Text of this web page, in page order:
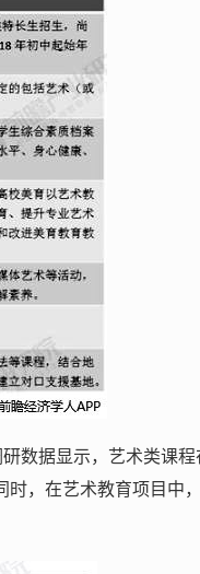
数据显示，艺术类课程
时，在艺术教育项目中